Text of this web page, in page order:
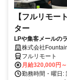
【フルリモー
ター
LPや集客メールの
している職場です！
株式会社
フルリモート
月給320,000円
勤務時間・曜日: